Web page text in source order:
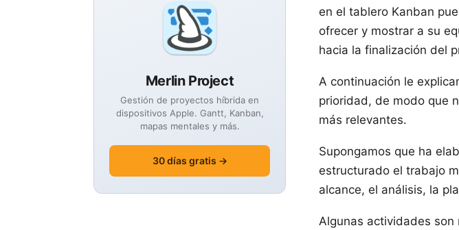
Merlin Project
Gestión de proyectos híbrida en
dispositivos Apple. Gantt, Kanban,
mapas mentales y más.
30 días gratis →
en el tablero Kanban
ofrecer y mostrar a su
hacia la finalización del
A continuación le
prioridad, de modo que
más relevantes.
Supongamos que ha
estructurado el trabajo
alcance, el análisis, la
Algunas actividades son